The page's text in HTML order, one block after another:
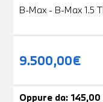
B-Max - B-Max 1.5
9.500,00€
Oppure da: 145,00